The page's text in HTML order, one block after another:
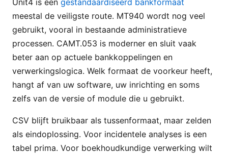
meestal de veiligste route. MT940 wordt nog veel
gebruikt, vooral in bestaande administratieve
processen. CAMT.053 is moderner en sluit vaak
beter aan op actuele bankkoppelingen en
verwerkingslogica. Welk formaat de voorkeur heeft,
hangt af van uw software, uw inrichting en soms
zelfs van de versie of module die u gebruikt.
CSV blijft bruikbaar als tussenformaat, maar zelden
als eindoplossing. Voor incidentele analyses is een
tabel prima. Voor boekhoudkundige verwerking wilt